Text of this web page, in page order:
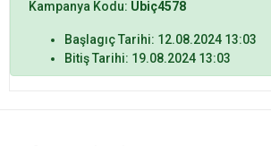
Kampanya Kodu: Ubiç4578
Başlagıç Tarihi: 12.08.2024 13:03
Bitiş Tarihi: 19.08.2024 13:03